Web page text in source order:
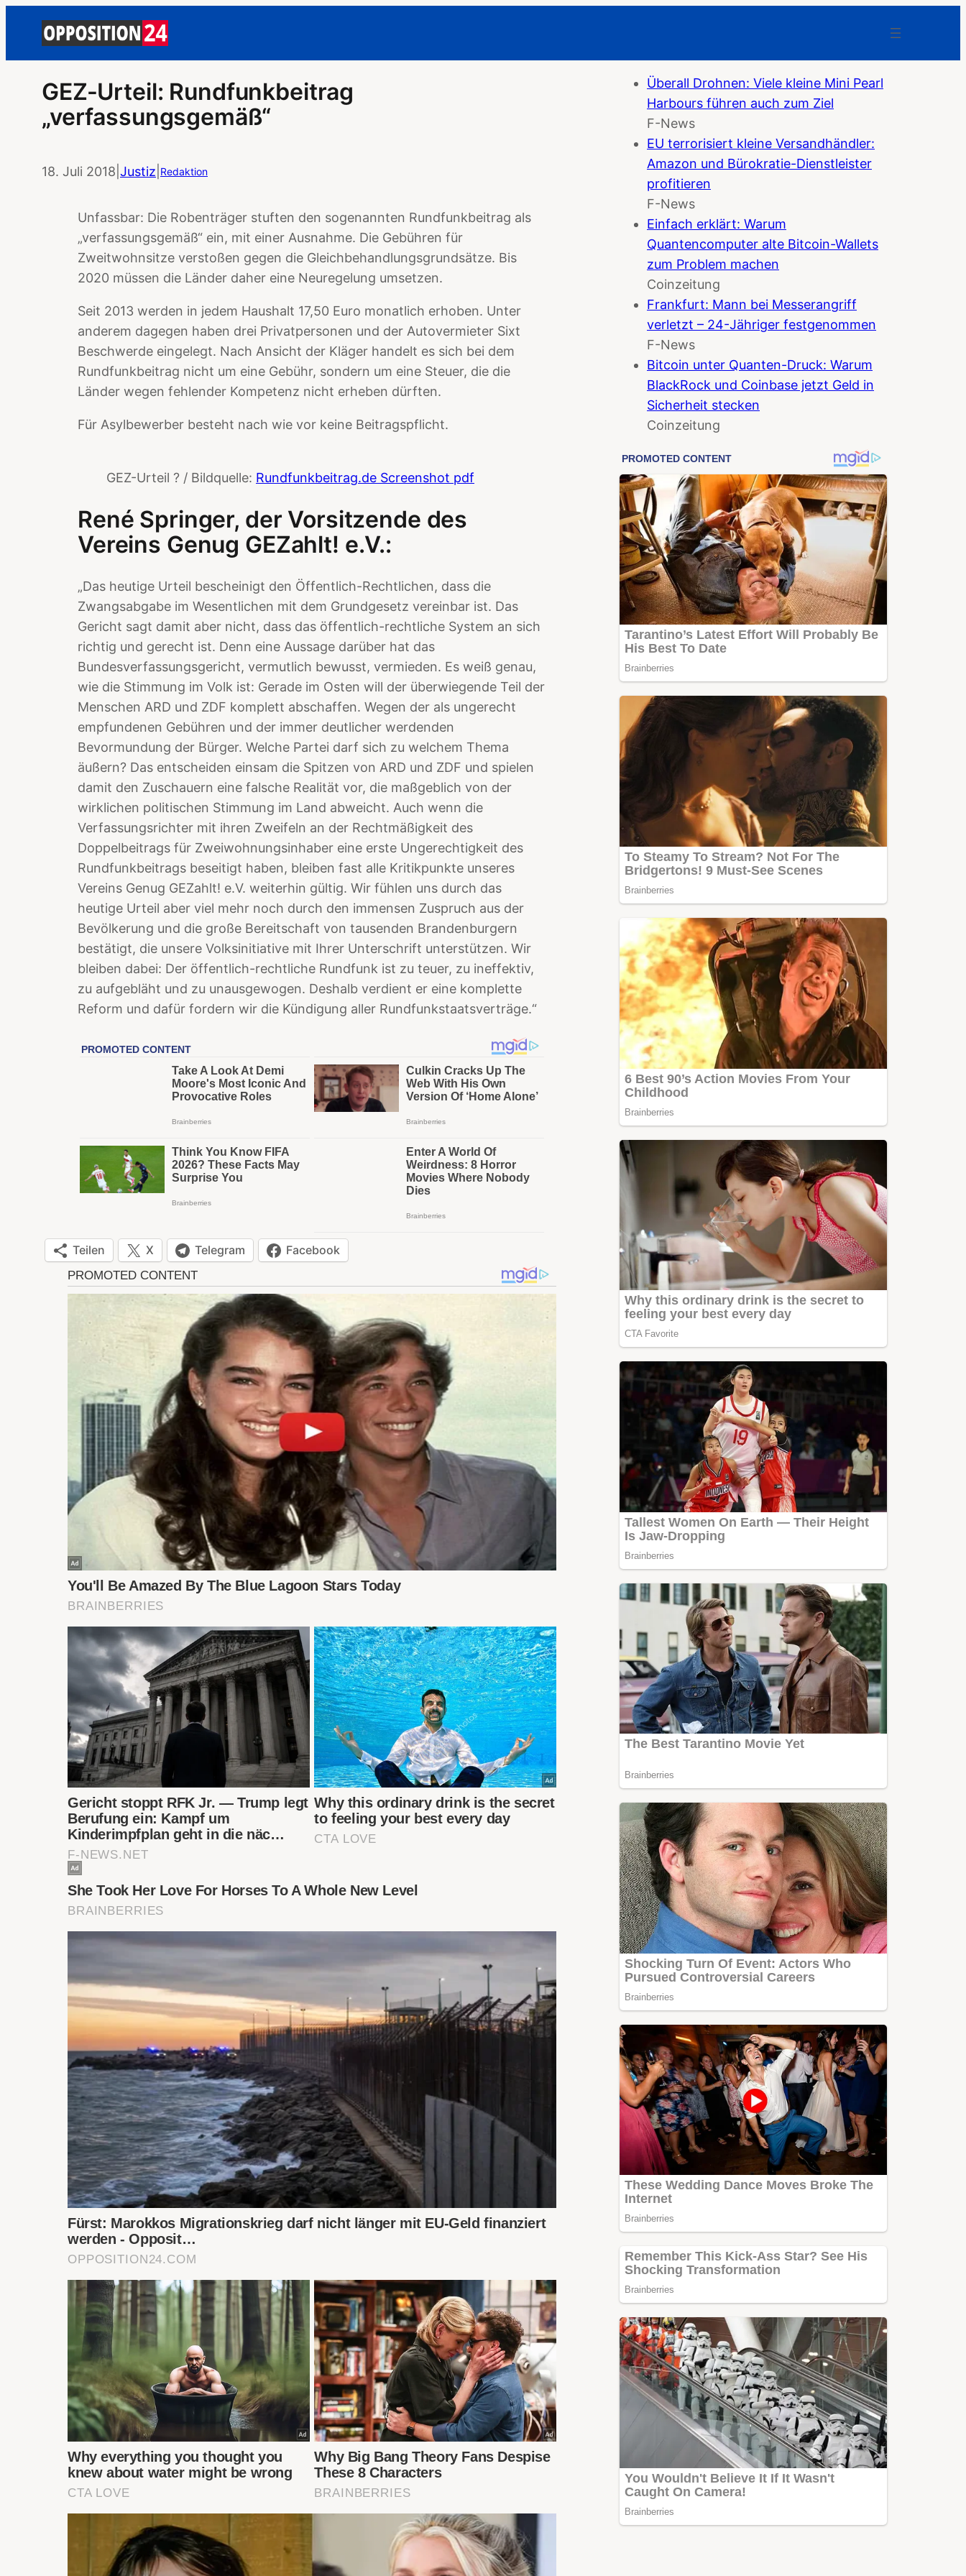
GEZ-Urteil: Rundfunkbeitrag
„verfassungsgemäß“
18. Juli 2018 Justiz Redaktion
Unfassbar: Die Robenträger stuften den sogenannten Rundfunkbeitrag als
„verfassungsgemäß“ ein, mit einer Ausnahme. Die Gebühren für
Zweitwohnsitze verstoßen gegen die Gleichbehandlungsgrundsätze. Bis
2020 müssen die Länder daher eine Neuregelung umsetzen.
Seit 2013 werden in jedem Haushalt 17,50 Euro monatlich erhoben. Unter
anderem dagegen haben drei Privatpersonen und der Autovermieter Sixt
Beschwerde eingelegt. Nach Ansicht der Kläger handelt es sich bei dem
Rundfunkbeitrag nicht um eine Gebühr, sondern um eine Steuer, die die
Länder wegen fehlender Kompetenz nicht erheben dürften.
Für Asylbewerber besteht nach wie vor keine Beitragspflicht.
GEZ-Urteil ? / Bildquelle: Rundfunkbeitrag.de Screenshot pdf
René Springer, der Vorsitzende des
Vereins Genug GEZahlt! e.V.:
„Das heutige Urteil bescheinigt den Öffentlich-Rechtlichen, dass die
Zwangsabgabe im Wesentlichen mit dem Grundgesetz vereinbar ist. Das
Gericht sagt damit aber nicht, dass das öffentlich-rechtliche System an sich
richtig und gerecht ist. Denn eine Aussage darüber hat das
Bundesverfassungsgericht, vermutlich bewusst, vermieden. Es weiß genau,
wie die Stimmung im Volk ist: Gerade im Osten will der überwiegende Teil der
Menschen ARD und ZDF komplett abschaffen. Wegen der als ungerecht
empfundenen Gebühren und der immer deutlicher werdenden
Bevormundung der Bürger. Welche Partei darf sich zu welchem Thema
äußern? Das entscheiden einsam die Spitzen von ARD und ZDF und spielen
damit den Zuschauern eine falsche Realität vor, die maßgeblich von der
wirklichen politischen Stimmung im Land abweicht. Auch wenn die
Verfassungsrichter mit ihren Zweifeln an der Rechtmäßigkeit des
Doppelbeitrags für Zweiwohnungsinhaber eine erste Ungerechtigkeit des
Rundfunkbeitrags beseitigt haben, bleiben fast alle Kritikpunkte unseres
Vereins Genug GEZahlt! e.V. weiterhin gültig. Wir fühlen uns durch das
heutige Urteil aber viel mehr noch durch den immensen Zuspruch aus der
Bevölkerung und die große Bereitschaft von tausenden Brandenburgern
bestätigt, die unsere Volksinitiative mit Ihrer Unterschrift unterstützen. Wir
bleiben dabei: Der öffentlich-rechtliche Rundfunk ist zu teuer, zu ineffektiv,
zu aufgebläht und zu unausgewogen. Deshalb verdient er eine komplette
Reform und dafür fordern wir die Kündigung aller Rundfunkstaatsverträge.“
Teilen X Telegram Facebook
Überall Drohnen: Viele kleine Mini Pearl
Harbours führen auch zum Ziel
F-News
EU terrorisiert kleine Versandhändler:
Amazon und Bürokratie-Dienstleister
profitieren
F-News
Einfach erklärt: Warum
Quantencomputer alte Bitcoin-Wallets
zum Problem machen
Coinzeitung
Frankfurt: Mann bei Messerangriff
verletzt – 24-Jähriger festgenommen
F-News
Bitcoin unter Quanten-Druck: Warum
BlackRock und Coinbase jetzt Geld in
Sicherheit stecken
Coinzeitung